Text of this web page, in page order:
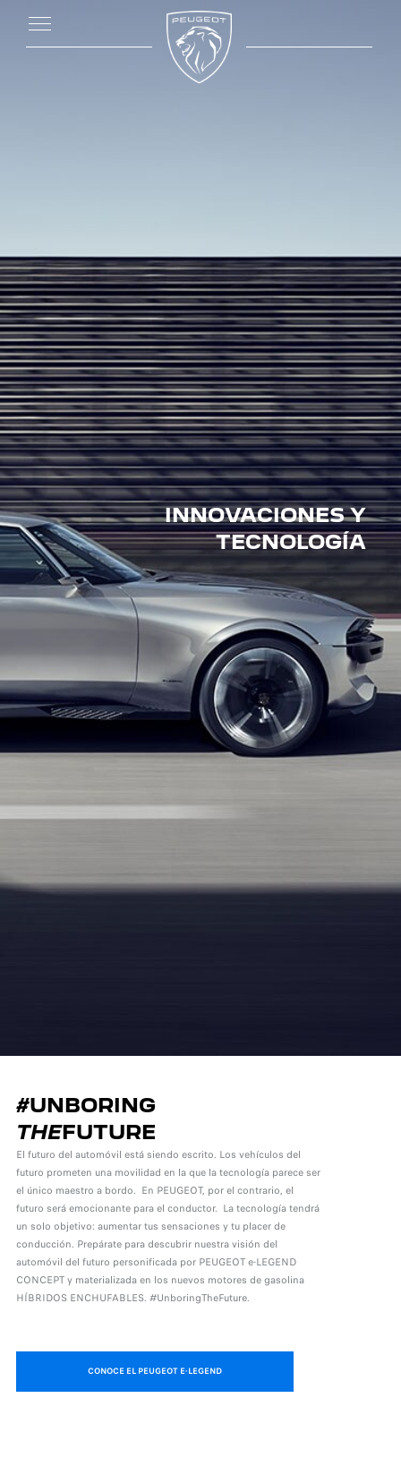
INNOVACIONES Y
TECNOLOGÍA
#UNBORING
THEFUTURE
El futuro del automóvil está siendo escrito. Los vehículos del
futuro prometen una movilidad en la que la tecnología parece ser
el único maestro a bordo. En PEUGEOT, por el contrario, el
futuro será emocionante para el conductor. La tecnología tendrá
un solo objetivo: aumentar tus sensaciones y tu placer de
conducción. Prepárate para descubrir nuestra visión del
automóvil del futuro personificada por PEUGEOT e-LEGEND
CONCEPT y materializada en los nuevos motores de gasolina
HÍBRIDOS ENCHUFABLES. #UnboringTheFuture.
CONOCE EL PEUGEOT E-LEGEND